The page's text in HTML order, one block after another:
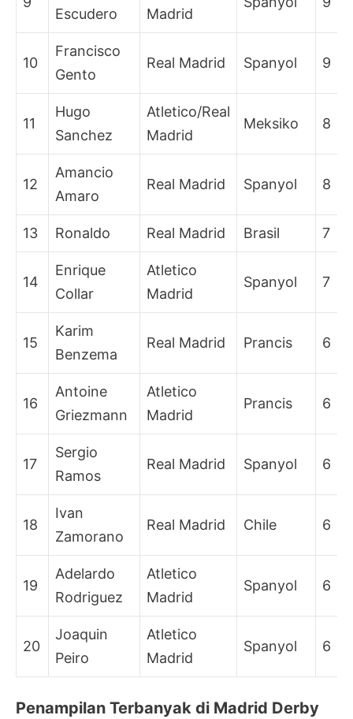
Escudero Madrid
10
Francisco
Gento
Real Madrid Spanyol 9
11
Hugo
Sanchez
Atletico/Real
Madrid
Meksiko 8
12
Amancio
Amaro
Real Madrid Spanyol 8
13 Ronaldo Real Madrid Brasil 7
14
Enrique
Collar
Atletico
Madrid
Spanyol 7
15
Karim
Benzema
Real Madrid Prancis 6
16
Antoine
Griezmann
Atletico
Madrid
Prancis 6
17
Sergio
Ramos
Real Madrid Spanyol 6
18
Ivan
Zamorano
Real Madrid Chile 6
19
Adelardo
Rodriguez
Atletico
Madrid
Spanyol 6
20
Joaquin
Peiro
Atletico
Madrid
Spanyol 6
Penampilan Terbanyak di Madrid Derby